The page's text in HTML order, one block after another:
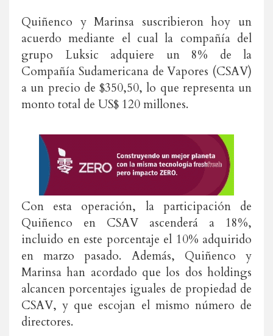
Quiñenco y Marinsa suscribieron hoy un
acuerdo mediante el cual la compañía del
grupo Luksic adquiere un 8% de la
Compañía Sudamericana de Vapores (CSAV)
a un precio de $350,50, lo que representa un
monto total de US$ 120 millones.
Con esta operación, la participación de
Quiñenco en CSAV ascenderá a 18%,
incluido en este porcentaje el 10% adquirido
en marzo pasado. Además, Quiñenco y
Marinsa han acordado que los dos holdings
alcancen porcentajes iguales de propiedad de
CSAV, y que escojan el mismo número de
directores.